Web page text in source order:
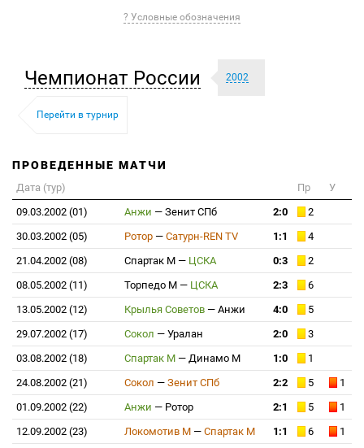
? Условные обозначения
Чемпионат России 2002
Перейти в турнир
ПРОВЕДЕННЫЕ МАТЧИ
Дата (тур) Пр
У
09.03.2002 (01)
Анжи — Зенит СПб 2:0
2
30.03.2002 (05)
Ротор — Сатурн-REN TV 1:1
4
21.04.2002 (08)
Спартак М — ЦСКА 0:3
2
08.05.2002 (11)
Торпедо М — ЦСКА 2:3
6
13.05.2002 (12)
Крылья Советов — Анжи 4:0
5
29.07.2002 (17)
Сокол — Уралан 2:0
3
03.08.2002 (18)
Спартак М — Динамо М 1:0
1
24.08.2002 (21)
Сокол — Зенит СПб 2:2 5
1
01.09.2002 (22)
Анжи — Ротор 2:1 5
1
12.09.2002 (23)
Локомотив М — Спартак М 1:1 6
1